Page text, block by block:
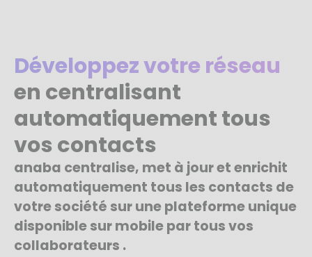
Développez votre réseau
en centralisant
automatiquement tous
vos contacts
anaba centralise, met à jour et enrichit
automatiquement tous les contacts de
votre société sur une plateforme unique
disponible sur mobile par tous vos
collaborateurs .